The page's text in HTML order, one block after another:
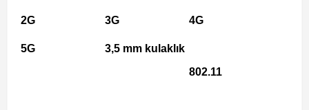
2G 3G 4G
5G
3,5 mm kulaklık
802.11